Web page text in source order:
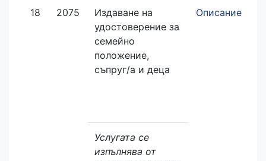
18 2075
Издаване на
удостоверение за
семейно
положение,
съпруг/а и деца
Описание
Услугата се
изпълнява от